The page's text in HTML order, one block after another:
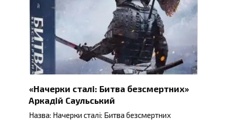
«Начерки сталі: Битва безсмертних»
Аркадій Саульський
Назва: Начерки сталі: Битва безсмертних